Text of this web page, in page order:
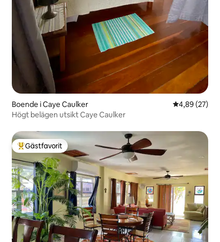
Boende i Caye Caulker 4,89 av 5 i
4,89 (27)
Högt belägen utsikt Caye Caulker
Populär gästfavorit
Gästfavorit